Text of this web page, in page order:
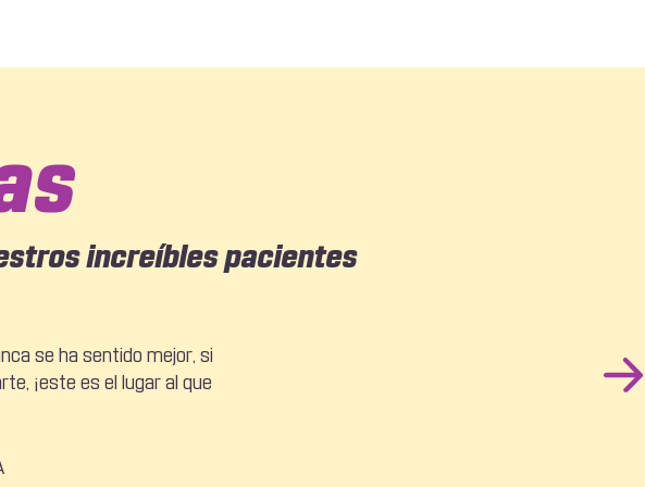
increíbles pacientes
se ha sentido mejor, si
¡este es el lugar al que
5 estrellas en lo que
duda lo recomiendo.
GA GA